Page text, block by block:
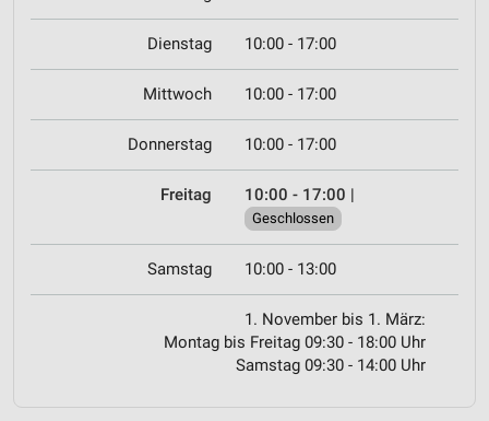
Dienstag 10:00 - 17:00
Mittwoch 10:00 - 17:00
Donnerstag 10:00 - 17:00
Freitag 10:00 - 17:00 |
Geschlossen
Samstag 10:00 - 13:00
1. November bis 1. März:
Montag bis Freitag 09:30 - 18:00 Uhr
Samstag 09:30 - 14:00 Uhr